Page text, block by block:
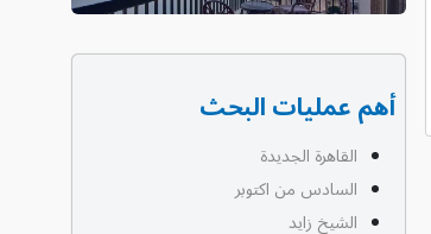
أهم عمليات البحث
القاهرة الجديدة
السادس من اكتوبر
الشيخ زايد